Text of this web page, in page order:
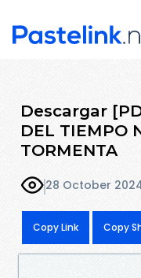
Descargar
DEL TIEMPO
TORMENTA
28 October
Copy Link Copy